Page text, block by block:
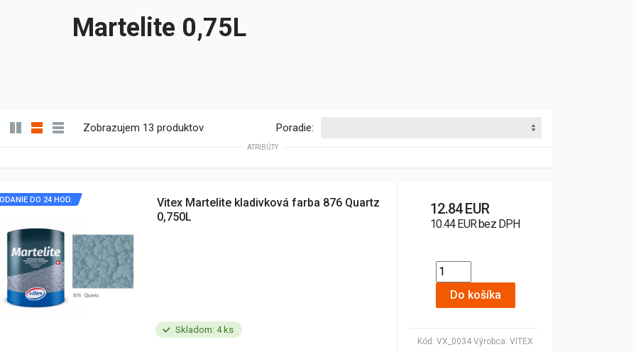
Martelite 0,75L
Zobrazujem 13 produktov Poradie:
ATRIBÚTY
Skladom: 4 ks
Kód: VX_0034 Výrobca: VITEX
DO 24 HOD.
Vitex Martelite kladivková farba 876 Quartz
0,750L
12.84 EUR
10.44 EUR bez DPH
Do košíka